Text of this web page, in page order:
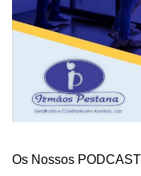
Os Nossos PODCAST